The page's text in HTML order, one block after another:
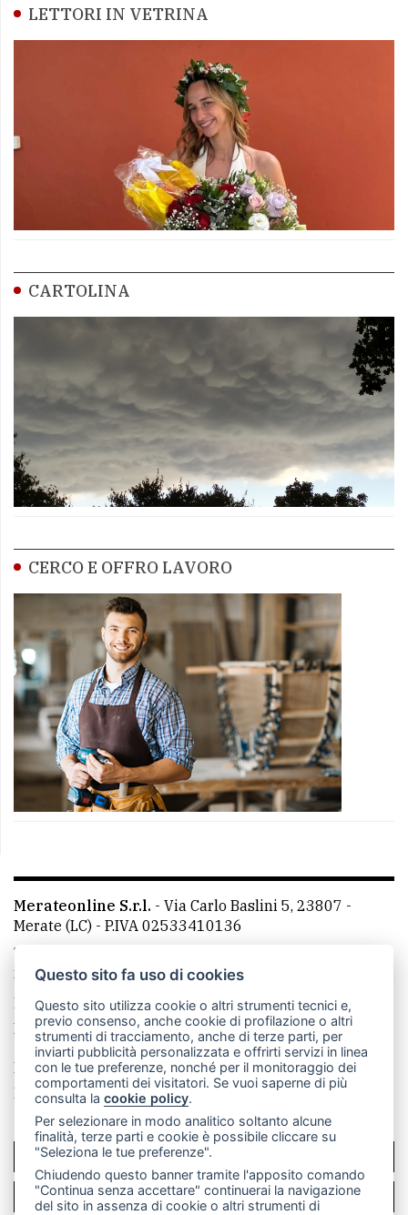
LETTORI IN VETRINA
CARTOLINA
CERCO E OFFRO LAVORO
Merateonline S.r.l. - Via Carlo Baslini 5, 23807 -
Merate (LC) - P.IVA 02533410136
Telefono:
mail: redazione@merateonline.it
La redazione
CasateOnline LeccoOnline
RSS
Made by VIP
Privacy policy
Cookie policy
Rivedi le tue scelte sui cookie
SCRIVICI
PER LA TUA PUBBLICITÀ
Questo sito fa uso di cookies
Questo sito utilizza cookie o altri strumenti tecnici e,
previo consenso, anche cookie di profilazione o altri
strumenti di tracciamento, anche di terze parti, per
inviarti pubblicità personalizzata e offrirti servizi in linea
con le tue preferenze, nonché per il monitoraggio dei
comportamenti dei visitatori. Se vuoi saperne di più
consulta lacookie policy.
Per selezionare in modo analitico soltanto alcune
finalità, terze parti e cookie è possibile cliccare su
"Seleziona le tue preferenze".
Chiudendo questo banner tramite l'apposito comando
"Continua senza accettare" continuerai la navigazione
del sito in assenza di cookie o altri strumenti di